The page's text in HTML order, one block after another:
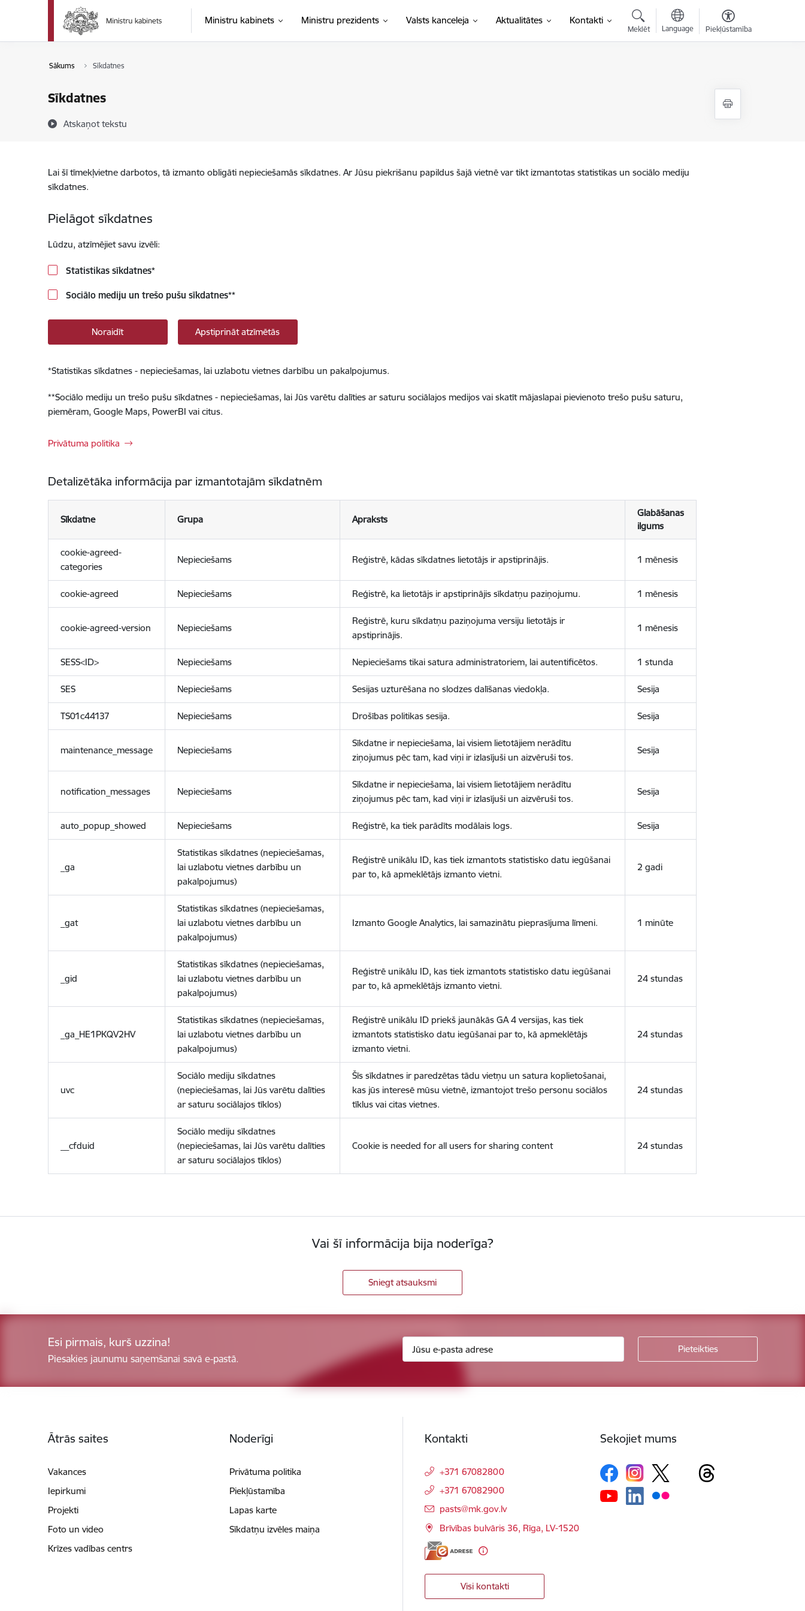
Pāriet uz lapas saturu
Ministru kabinets Ministru prezidents Valsts kanceleja Aktualitātes Kontakti
Meklēt Language Piekļūstamība
Sākums Sīkdatnes
Sīkdatnes
Atskaņot tekstu
Lai šī tīmekļvietne darbotos, tā izmanto obligāti nepieciešamās sīkdatnes. Ar Jūsu piekrišanu papildus šajā vietnē var tikt izmantotas statistikas un sociālo mediju
sīkdatnes.
Pielāgot sīkdatnes
Lūdzu, atzīmējiet savu izvēli:
Statistikas sīkdatnes*
Sociālo mediju un trešo pušu sīkdatnes**
Noraidīt Apstiprināt atzīmētās
*Statistikas sīkdatnes - nepieciešamas, lai uzlabotu vietnes darbību un pakalpojumus.
**Sociālo mediju un trešo pušu sīkdatnes - nepieciešamas, lai Jūs varētu dalīties ar saturu sociālajos medijos vai skatīt mājaslapai pievienoto trešo pušu saturu,
piemēram, Google Maps, PowerBI vai citus.
Privātuma politika
Detalizētāka informācija par izmantotajām sīkdatnēm
Sīkdatne Grupa Apraksts
Glabāšanas
ilgums
cookie-agreed-
categories
Nepieciešams Reģistrē, kādas sīkdatnes lietotājs ir apstiprinājis. 1 mēnesis
cookie-agreed Nepieciešams Reģistrē, ka lietotājs ir apstiprinājis sīkdatņu paziņojumu. 1 mēnesis
cookie-agreed-version Nepieciešams
Reģistrē, kuru sīkdatņu paziņojuma versiju lietotājs ir
apstiprinājis.
1 mēnesis
SESS<ID> Nepieciešams Nepieciešams tikai satura administratoriem, lai autentificētos. 1 stunda
SES Nepieciešams Sesijas uzturēšana no slodzes dalīšanas viedokļa. Sesija
TS01c44137 Nepieciešams Drošības politikas sesija. Sesija
maintenance_message Nepieciešams
Sīkdatne ir nepieciešama, lai visiem lietotājiem nerādītu
ziņojumus pēc tam, kad viņi ir izlasījuši un aizvēruši tos.
Sesija
notification_messages Nepieciešams
Sīkdatne ir nepieciešama, lai visiem lietotājiem nerādītu
ziņojumus pēc tam, kad viņi ir izlasījuši un aizvēruši tos.
Sesija
auto_popup_showed Nepieciešams Reģistrē, ka tiek parādīts modālais logs. Sesija
_ga
Statistikas sīkdatnes (nepieciešamas,
lai uzlabotu vietnes darbību un
pakalpojumus)
Reģistrē unikālu ID, kas tiek izmantots statistisko datu iegūšanai
par to, kā apmeklētājs izmanto vietni.
2 gadi
_gat
Statistikas sīkdatnes (nepieciešamas,
lai uzlabotu vietnes darbību un
pakalpojumus)
Izmanto Google Analytics, lai samazinātu pieprasījuma līmeni. 1 minūte
_gid
Statistikas sīkdatnes (nepieciešamas,
lai uzlabotu vietnes darbību un
pakalpojumus)
Reģistrē unikālu ID, kas tiek izmantots statistisko datu iegūšanai
par to, kā apmeklētājs izmanto vietni.
24 stundas
_ga_HE1PKQV2HV
Statistikas sīkdatnes (nepieciešamas,
lai uzlabotu vietnes darbību un
pakalpojumus)
Reģistrē unikālu ID priekš jaunākās GA 4 versijas, kas tiek
izmantots statistisko datu iegūšanai par to, kā apmeklētājs
izmanto vietni.
24 stundas
uvc
Sociālo mediju sīkdatnes
(nepieciešamas, lai Jūs varētu dalīties
ar saturu sociālajos tīklos)
Šīs sīkdatnes ir paredzētas tādu vietņu un satura koplietošanai,
kas jūs interesē mūsu vietnē, izmantojot trešo personu sociālos
tīklus vai citas vietnes.
24 stundas
__cfduid
Sociālo mediju sīkdatnes
(nepieciešamas, lai Jūs varētu dalīties
ar saturu sociālajos tīklos)
Cookie is needed for all users for sharing content 24 stundas
Vai šī informācija bija noderīga?
Sniegt atsauksmi
Esi pirmais, kurš uzzina!
Piesakies jaunumu saņemšanai savā e-pastā.
Ātrās saites
Vakances
Iepirkumi
Projekti
Foto un video
Krīzes vadības centrs
Noderīgi
Privātuma politika
Piekļūstamība
Lapas karte
Sīkdatņu izvēles maiņa
Kontakti
+371 67082800
+371 67082900
E-pasts:
pasts@mk.gov.lv
Brīvības bulvāris 36, Rīga, LV-1520
Visi kontakti
Sekojiet mums